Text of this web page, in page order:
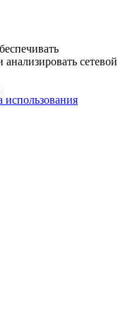
сетевой
использования